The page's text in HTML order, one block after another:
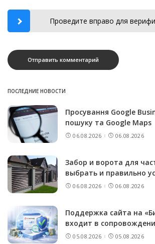
Проведите вправо для
ПОСЛЕДНИЕ НОВОСТИ
Просування Google
пошуку та Google Maps
06.08.2026 06.08.2026
Забор и ворота для
выбрать и правильно
06.08.2026 06.08.2026
Поддержка сайта на
входит в
05.08.2026 05.08.2026